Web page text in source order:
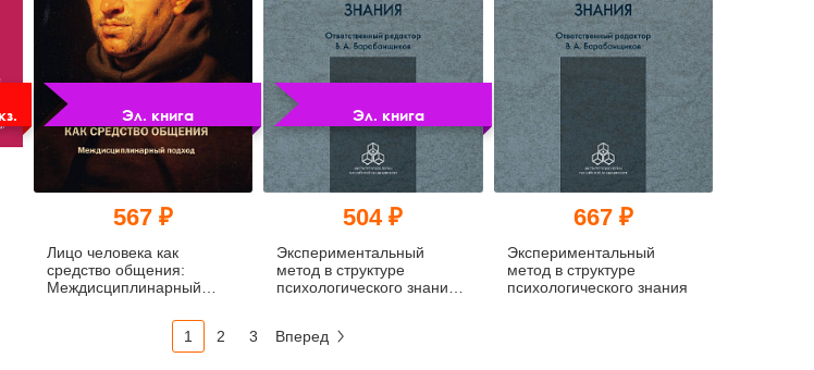
Эл. книга
567 ₽
Лицо человека как
средство общения:
Междисциплинарный
Эл. книга
504 ₽
Экспериментальный
метод в структуре
психологического знания
667 ₽
Экспериментальный
метод в структуре
психологического знания
1 2 3 Вперед